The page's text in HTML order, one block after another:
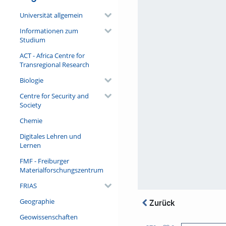
Universität allgemein
Informationen zum
Studium
ACT - Africa Centre for
Transregional Research
Biologie
Centre for Security and
Society
Chemie
Digitales Lehren und
Lernen
FMF - Freiburger
Materialforschungszentrum
FRIAS
Geographie
Geowissenschaften
Zurück